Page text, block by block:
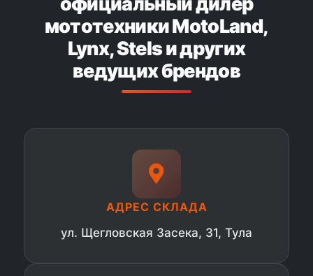
мототехники MotoLand,
Lynx, Stels и других
ведущих брендов
АДРЕС СКЛАДА
ул. Щегловская Засека, 31, Тула